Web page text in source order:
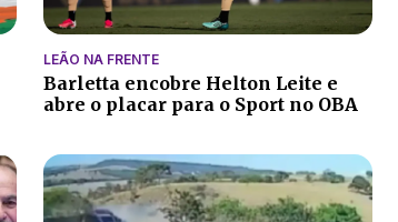
LEÃO NA FRENTE
Barletta encobre Helton Leite e
abre o placar para o Sport no OBA